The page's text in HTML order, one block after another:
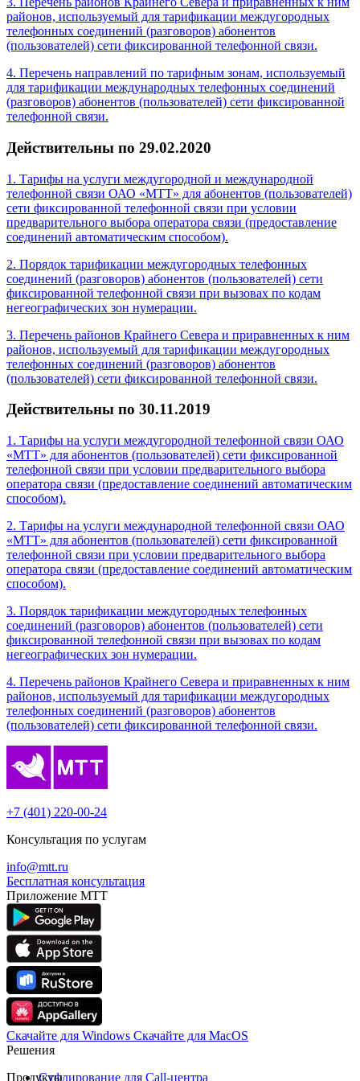
районов, используемый для тарификации междугородных
телефонных соединений (разговоров) абонентов
(пользователей) сети фиксированной телефонной связи.
4. Перечень направлений по тарифным зонам, используемый
для тарификации международных телефонных соединений
(разговоров) абонентов (пользователей) сети фиксированной
телефонной связи.
Действительны по 29.02.2020
1. Тарифы на услуги междугородной и международной
телефонной связи ОАО «МТТ» для абонентов (пользователей)
сети фиксированной телефонной связи при условии
предварительного выбора оператора связи (предоставление
соединений автоматическим способом).
2. Порядок тарификации междугородных телефонных
соединений (разговоров) абонентов (пользователей) сети
фиксированной телефонной связи при вызовах по кодам
негеографических зон нумерации.
3. Перечень районов Крайнего Севера и приравненных к ним
районов, используемый для тарификации междугородных
телефонных соединений (разговоров) абонентов
(пользователей) сети фиксированной телефонной связи.
Действительны по 30.11.2019
1. Тарифы на услуги междугородной телефонной связи ОАО
«МТТ» для абонентов (пользователей) сети фиксированной
телефонной связи при условии предварительного выбора
оператора связи (предоставление соединений автоматическим
способом).
2. Тарифы на услуги международной телефонной связи ОАО
«МТТ» для абонентов (пользователей) сети фиксированной
телефонной связи при условии предварительного выбора
оператора связи (предоставление соединений автоматическим
способом).
3. Порядок тарификации междугородных телефонных
соединений (разговоров) абонентов (пользователей) сети
фиксированной телефонной связи при вызовах по кодам
негеографических зон нумерации.
4. Перечень районов Крайнего Севера и приравненных к ним
районов, используемый для тарификации междугородных
телефонных соединений (разговоров) абонентов
(пользователей) сети фиксированной телефонной связи.
+7 (401) 220-00-24
Консультация по услугам
info@mtt.ru
Бесплатная консультация
Приложение МТТ
Скачайте для Windows Cкачайте для MacOS
Решения
Суфлирование для Call‑центра
Продукты